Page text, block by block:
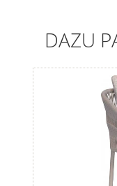
DAZU